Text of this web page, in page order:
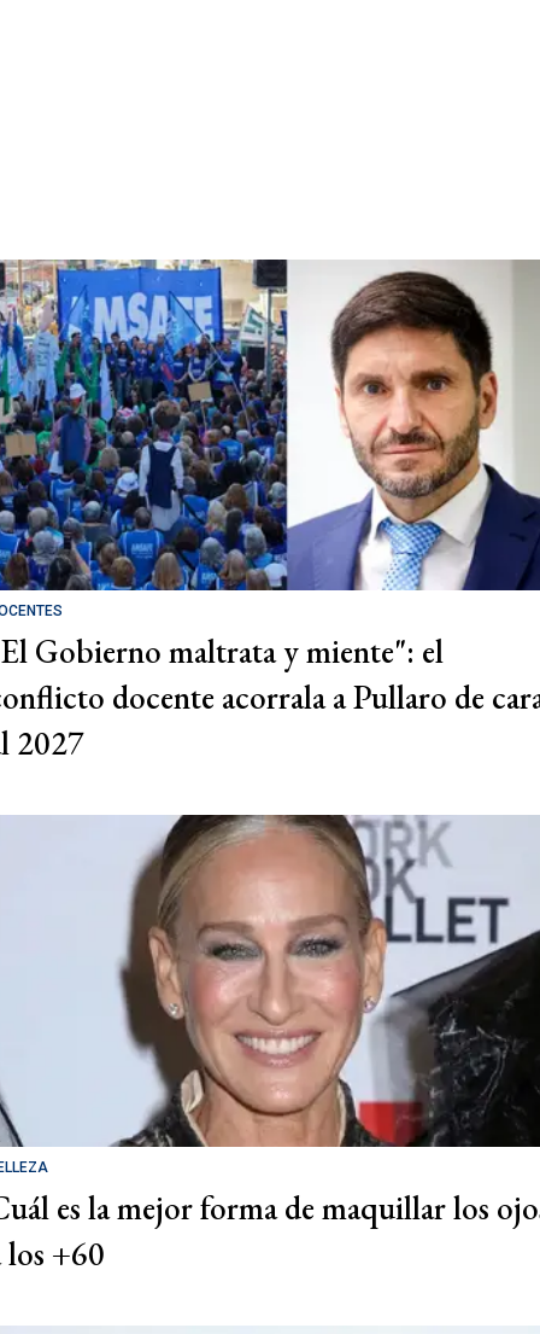
Gobierno maltrata y miente": el
docente acorrala a Pullaro de
2027
es la mejor forma de maquillar los
los +60